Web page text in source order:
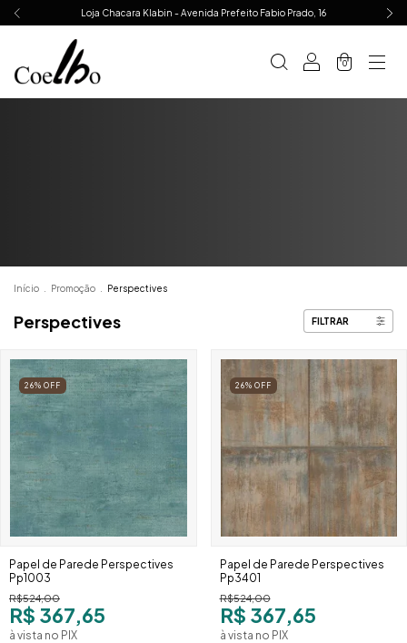
Loja Chacara Klabin - Avenida Prefeito Fabio Prado, 16
0
Início Promoção Perspectives
Perspectives FILTRAR
26% OFF
Papel de Parede Perspectives
Pp1003
R$524,00
R$ 367,65
à vista no PIX
26% OFF
Papel de Parede Perspectives
Pp3401
R$524,00
R$ 367,65
à vista no PIX